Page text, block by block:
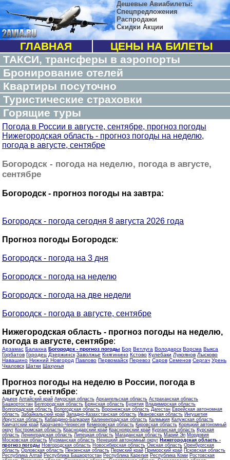
Дешевые Авиабилеты:
Спецпредложения
Распродажи
Скидки Акции
ГЛАВНАЯ
ЦЕНЫ НА БИЛЕТЫ
ТАКСИ, трансферы в аэропорты
Бронирование отелей
Квартиры посуточно
Туристические страховки
Горящие туры
Погода в России в августе, сентябре, прогноз погоды
Нижегородская область - прогноз погоды на неделю,
погода в августе, сентябре
Богородск - погода на неделю, погода в августе,
сентябре
Богородск - прогноз погоды на завтра:
Богородск - погода сегодня 8 августа 2026 года
Прогноз погоды Богородск:
Богородск - погода на 3 дня
Богородск - погода на неделю
Богородск - погода на две недели
Богородск - погода в августе, сентябре
Нижегородская область - прогноз погоды на неделю,
погода в августе, сентябре:
Арзамас Балахна Богородск - прогноз погоды Бор Ветлуга Володарск Ворсма Выкса
Горбатов Городец Дзержинск Заволжье Княгинино Кстово Кулебаки Лукоянов Лысково
Навашино Нижний Новгород Павлово Первомайск Перевоз Саров Семенов Сергач Урень
Чкаловск Шатки Шахунья
Прогноз погоды на неделю в России, погода в
августе, сентябре:
Адыгея Алтайский край Амурская область Архангельская область Астраханская область
Башкортостан Белгородская область Брянская область Бурятия Владимирская область
Волгоградская область Вологодская область Воронежская область Дагестан Еврейская автономная
область Забайкальский край Западно-Казахстанская область Ивановская область Ингушетия
Иркутская область Кабардино-Балкария Калининградская область Калмыкия Калужская область
Камчатский край Карачаево-Черкесия Кемеровская область Кировская область Коряцкий автономный
округ Костромская область Краснодарский край Красноярский край Курганская область Курская
область Ленинградская область Липецкая область Магаданская область Марий Эл Мордовия
Московская область Мурманская область Ненецкий автономный округ Нижегородская область -
прогноз погоды Новгородская область Новосибирская область Омская область Оренбургская
область Орловская область Пензенская область Пермский край Приморский край Псковская область
Республика Алтай Республика Башкортостан Республика Карелия Республика Коми Ростовская